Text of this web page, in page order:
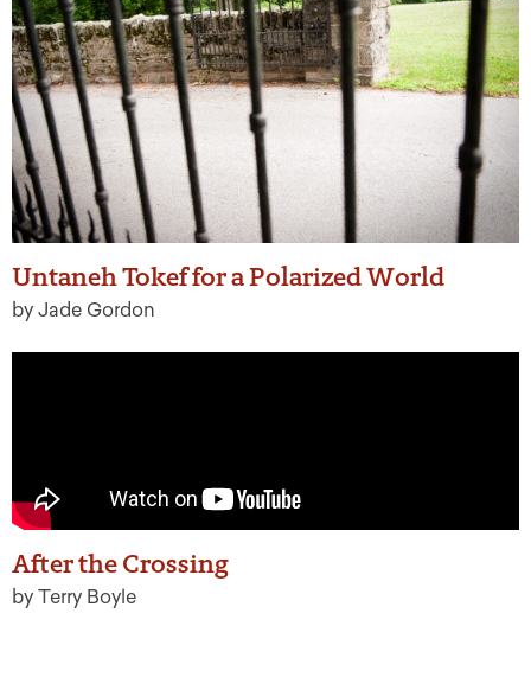
Untaneh Tokef for a Polarized World
by Jade Gordon
After the Crossing
by Terry Boyle